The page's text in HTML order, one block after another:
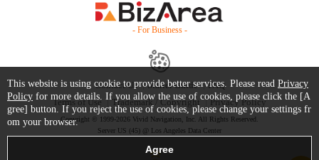
- For Business -
Contact Us Starter Guide
FAQ
Terms of Use
Trademark / Copyright Privacy Policy
Copyright © 1999-2026 Vivid Navigation, Inc. All Rights Reserved.
Server US (45) @ Los Angeles Data Center
This website is using cookie to provide better services. Please read Privacy
Policy for more details. If you allow the use of cookies, please click the [A
gree] button. If you reject the use of cookies, please change your settings fr
om your browser.